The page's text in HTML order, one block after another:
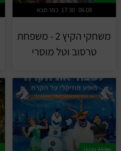
כפר סבא 17:30 06.08
משחקי הקיץ 2 - משפחת
טרסוב וטל מוסרי
259₪